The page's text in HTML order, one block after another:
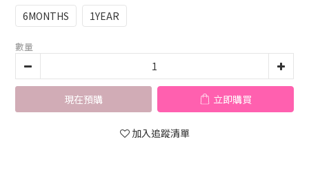
6MONTHS
1YEAR
數量
現在預購 立即購買
加入追蹤清單